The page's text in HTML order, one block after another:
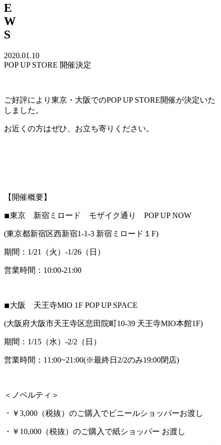
E
W
S
2020.01.10
POP UP STORE 開催決定
ご好評により東京・大阪でのPOP UP STORE開催が決定いた
しました。
お近くの方はぜひ、お立ち寄りください。
【開催概要】
◾︎東京 新宿ミロード モザイク通り POP UP NOW
(東京都新宿区西新宿1-1-3 新宿ミロード１F)
期間：1/21（火）-1/26（日）
営業時間：10:00-21:00
◾︎大阪 天王寺MIO 1F POP UP SPACE
(大阪府大阪市天王寺区悲田院町10-39 天王寺MIO本館1F)
期間：1/15（水）-2/2（日）
営業時間：11:00~21:00(※最終日2/2のみ19:00閉店)
＜ノベルティ＞
・￥3,000（税抜）のご購入でビニールショッパーお渡し
・￥10,000（税抜）のご購入で紙ショッパー お渡し